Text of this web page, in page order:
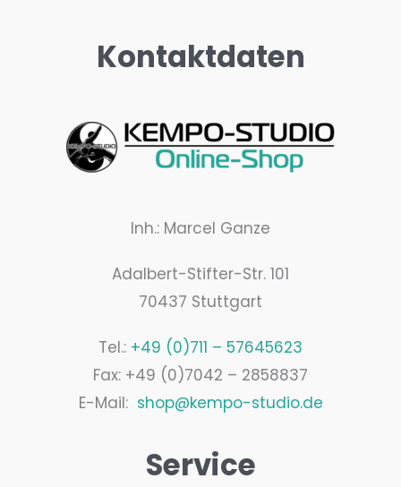
Kontaktdaten
Inh.: Marcel Ganze
Adalbert-Stifter-Str. 101
70437 Stuttgart
Tel.: +49 (0)711 – 57645623
Fax: +49 (0)7042 – 2858837
E-Mail: shop@kempo-studio.de
Service